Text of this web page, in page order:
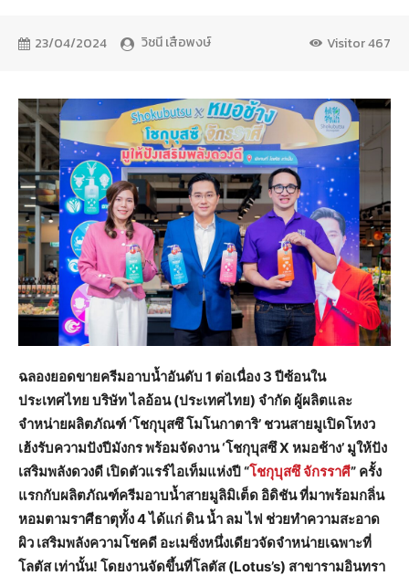
23/04/2024 วิชนี เสือพงษ์ Visitor467
ฉลองยอดขายครีมอาบน้ำอันดับ 1 ต่อเนื่อง 3 ปีซ้อนใน
ประเทศไทย บริษัท ไลอ้อน (ประเทศไทย) จำกัด ผู้ผลิตและ
จำหน่ายผลิตภัณฑ์‘โชกุบุสซึ โมโนกาตาริ’ ชวนสายมูเปิดโหงว
เฮ้งรับความปังปีมังกร พร้อมจัดงาน ‘โชกุบุสซึ X หมอช้าง’ มูให้ปัง
เสริมพลังดวงดี เปิดตัวแรร์ไอเท็มแห่งปี “โชกุบุสซึ จักรราศี” ครั้ง
แรกกับผลิตภัณฑ์ครีมอาบน้ำสายมูลิมิเต็ด อิดิชัน ที่มาพร้อมกลิ่น
หอมตามราศีธาตุทั้ง 4 ได้แก่ ดิน น้ำ ลม ไฟ ช่วยทำความสะอาด
ผิว เสริมพลังความโชคดี อะเมซิ่งหนึ่งเดียวจัดจำหน่ายเฉพาะที่
โลตัส เท่านั้น! โดยงานจัดขึ้นที่โลตัส (Lotus’s) สาขารามอินทรา